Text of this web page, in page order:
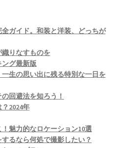
ガイド。和装と洋装、どっちが
りなすものを
グ最新版
生の思い出に残る特別な一日を
回避法を知ろう！
2024年
魅力的なロケーション10選
るなら何処で撮影したい？